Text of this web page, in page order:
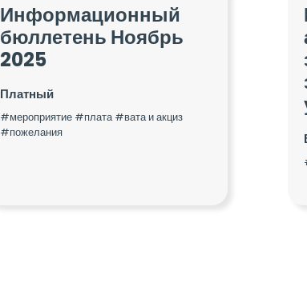
Информационный
бюллетень Ноябрь
2025
Платный
#мероприятие #плата #вата и акциз
#пожелания